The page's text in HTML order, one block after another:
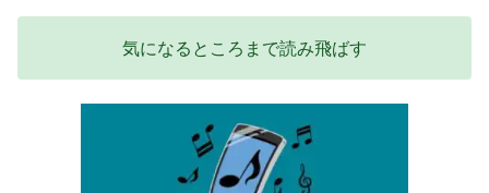
気になるところまで読み飛ばす